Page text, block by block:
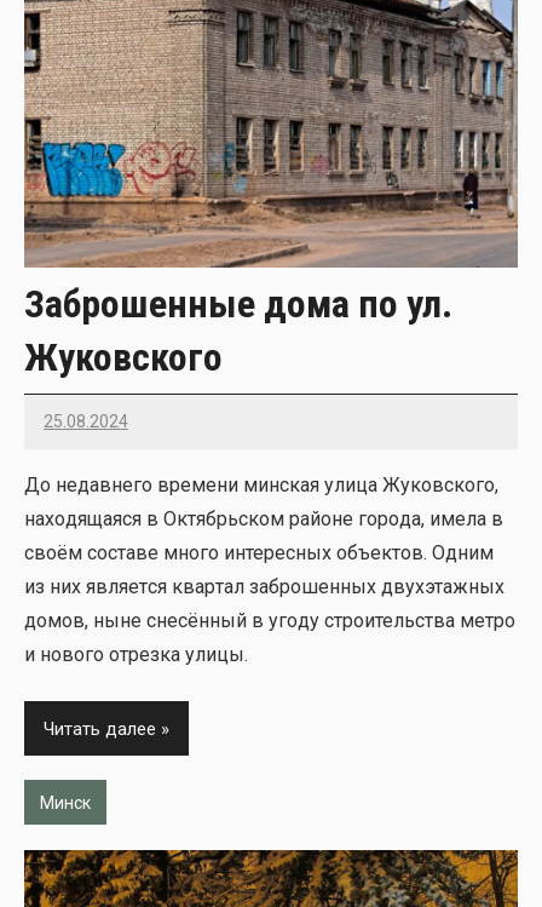
Заброшенные дома по ул.
Жуковского
25.08.2024
22
До недав­не­го вре­ме­ни мин­ская ули­ца Жуков­ско­го,
нахо­дя­ща­я­ся в Октябрь­ском рай­оне горо­да, име­ла в
сво­ём соста­ве мно­го инте­рес­ных объ­ек­тов. Одним
из них явля­ет­ся квар­тал забро­шен­ных двух­этаж­ных
домов, ныне сне­сён­ный в уго­ду стро­и­тель­ства мет­ро
и ново­го отрез­ка ули­цы.
Читать далее
Минск